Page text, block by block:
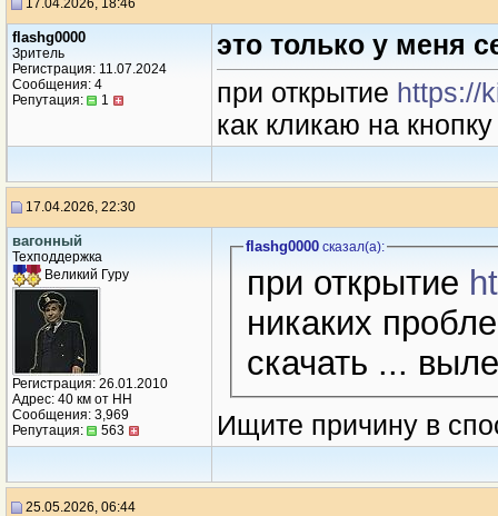
17.04.2026, 18:46
flashg0000
Зритель
Регистрация: 11.07.2024
Сообщения: 4
Репутация:
1
это только у меня
при открытие https://
как кликаю на
17.04.2026, 22:30
вагонный
Техподдержка
Великий Гуру
Регистрация: 26.01.2010
Адрес: 40 км от НН
Сообщения: 3,969
Репутация:
563
flashg0000сказал(a):
при открытие
никаких
скачать ...
Ищите причину в
25.05.2026, 06:44